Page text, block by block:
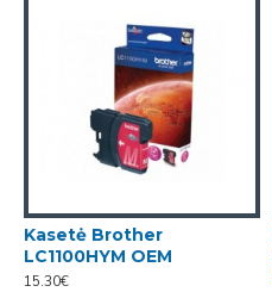
Kasetė Brother
LC1100HYM OEM
15.30€